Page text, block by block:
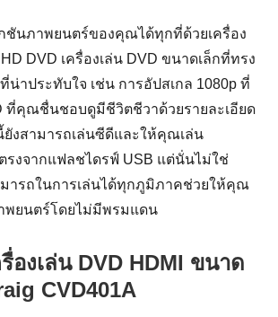
ชันภาพยนตร์ของคุณได้ทุกที่ด้วยเครื่อง
DVD เครื่องเล่น DVD ขนาดเล็กที่ทรง
าประทับใจ เช่น การอัปสเกล 1080p ที่
ที่คุณชื่นชอบดูมีชีวิตชีวาด้วยรายละเอียด
งสามารถเล่นซีดีและให้คุณเล่น
รงจากแฟลชไดรฟ์ USB แต่นั่นไม่ใช่
ารถในการเล่นได้ทุกภูมิภาคช่วยให้คุณ
พยนตร์โดยไม่มีพรมแดน
องเล่น DVD HDMI ขนาด
CVD401A